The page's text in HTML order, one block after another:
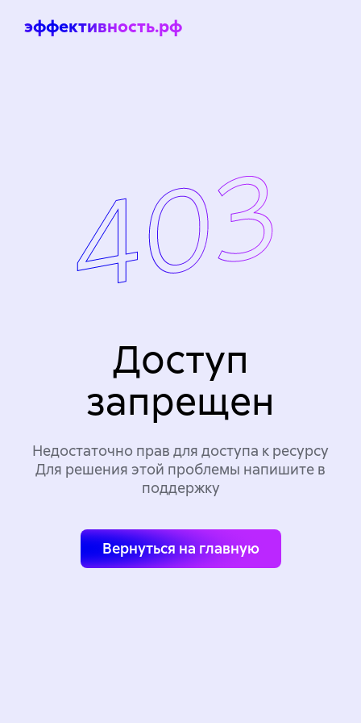
эффективность.рф
Доступ
запрещен
Недостаточно прав для доступа к ресурсу
Для решения этой проблемы напишите в
поддержку
Вернуться на главную